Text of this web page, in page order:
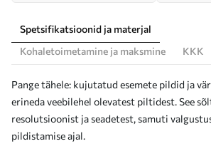
Spetsifikatsioonid ja materjal
Kohaletoimetamine ja maksmine
KKK
Pange tähele: kujutatud esemete pildid ja
erineda veebilehel olevatest piltidest. See
resolutsioonist ja seadetest, samuti
pildistamise ajal.